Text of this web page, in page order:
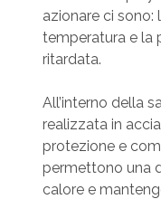
azionare ci sono:
temperatura e la
ritardata.
All’interno della
realizzata in
protezione e
permettono una
calore e